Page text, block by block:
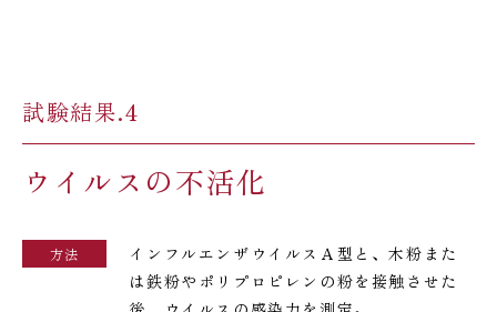
試験結果.4
ウイルスの不活化
方法
インフルエンザウイルスＡ型と、木粉また
は鉄粉やポリプロピレンの粉を接触させた